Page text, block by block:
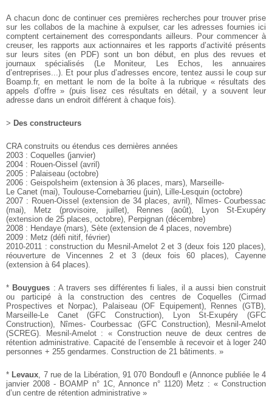
A chacun donc de continuer ces premières recherches pour trouver prise
sur les collabos de la machine à expulser, car les adresses fournies ici
comptent certainement des correspondants ailleurs. Pour commencer à
creuser, les rapports aux actionnaires et les rapports d’activité présents
sur leurs sites (en PDF) sont un bon début, en plus des revues et
journaux spécialisés (Le Moniteur, Les Echos, les annuaires
d’entreprises...). Et pour plus d’adresses encore, tentez aussi le coup sur
Boamp.fr, en mettant le nom de la boîte à la rubrique « résultats des
appels d’offre » (puis lisez ces résultats en détail, y a souvent leur
adresse dans un endroit différent à chaque fois).
> Des constructeurs
CRA construits ou étendus ces dernières années
2003 : Coquelles (janvier)
2004 : Rouen-Oissel (avril)
2005 : Palaiseau (octobre)
2006 : Geispolsheim (extension à 36 places, mars), Marseille-
Le Canet (mai), Toulouse-Cornebarrieu (juin), Lille-Lesquin (octobre)
2007 : Rouen-Oissel (extension de 34 places, avril), Nîmes- Courbessac
(mai), Metz (provisoire, juillet), Rennes (août),
Lyon St-Exupéry
(extension de 25 places, octobre), Perpignan (décembre)
2008 : Hendaye (mars), Sète (extension de 4 places, novembre)
2009 : Metz (défi nitif, février)
2010-2011 : construction du Mesnil-Amelot 2 et 3 (deux fois 120 places),
réouverture de Vincennes 2 et 3 (deux fois 60 places), Cayenne
(extension à 64 places).
* Bouygues : A travers ses différentes fi liales, il a aussi bien construit
ou participé à la construction des centres de Coquelles (Cirmad
Prospectives et Norpac), Palaiseau (OF Equipement), Rennes (GTB),
Marseille-Le Canet (GFC Construction), Lyon St-Exupéry (GFC
Construction), Nîmes- Courbessac (GFC Construction), Mesnil-Amelot
(SCREG).
Mesnil-Amelot : « Construction neuve de deux centres de
rétention administrative. Capacité de l’ensemble à recevoir et à loger 240
personnes + 255 gendarmes. Construction de 21 bâtiments. »
* Levaux , 7 rue de la Libération, 91 070 Bondoufl e(Annonce publiée le 4
janvier 2008 - BOAMP n° 1C, Annonce n° 1120) Metz : « Construction
d’un centre de rétention administrative »